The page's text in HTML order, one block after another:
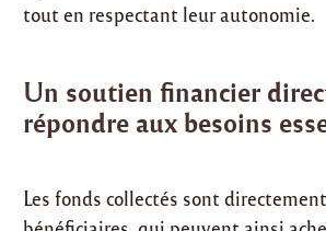
tout en respectant leur autonomie.
Un soutien financier
répondre aux besoins
Les fonds collectés sont